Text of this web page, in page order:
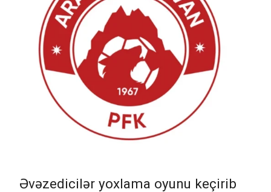
Əvəzedicilər yoxlama oyunu keçirib